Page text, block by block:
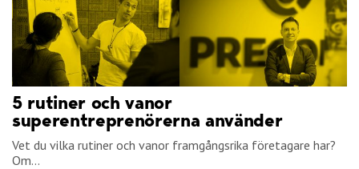
5 rutiner och vanor
superentreprenörerna använder
Vet du vilka rutiner och vanor framgångsrika företagare har?
Om...